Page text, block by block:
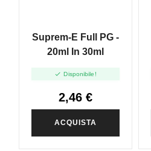
Suprem-E Full PG -
20ml In 30ml
 Disponibile!
2,46 €
ACQUISTA